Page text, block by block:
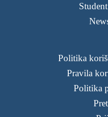
Politika
Pravila
Politika